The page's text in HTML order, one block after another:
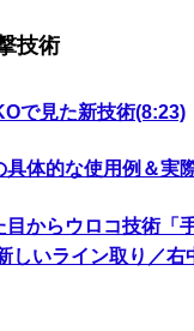
技術
で見た新技術(8:23)
具体的な使用例＆実
目からウロコ技術「
しいライン取り／右